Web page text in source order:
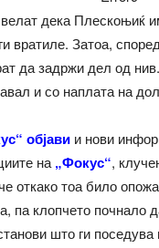
велат дека Плескоњиќ
вратиле. Затоа,
да задржи дел од
и со наплата на
објави и нови
на „Фокус“,
откако тоа било
па клопчето почнало
што ги поседува